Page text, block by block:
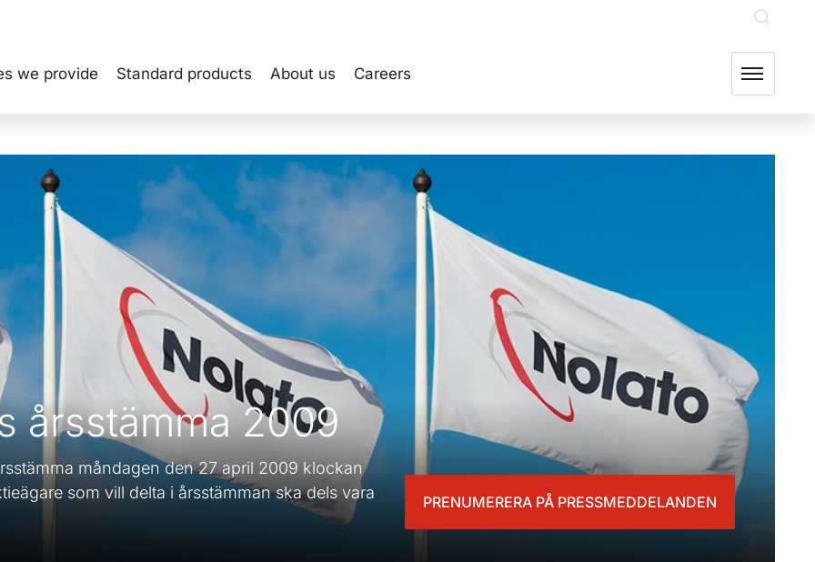
we provide Standard products About us Careers
årsstämma 2009
måndagen den 27 april 2009 klockan
som vill delta i årsstämman ska dels vara
PRENUMERERA PÅ PRESSMEDDELANDEN